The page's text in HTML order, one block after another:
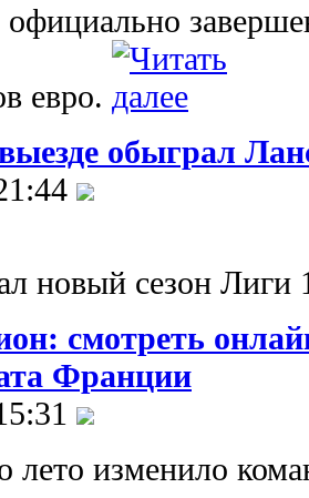
евро.
обыграл
новый сезон Лиги
смотреть
Франции
лето изменило